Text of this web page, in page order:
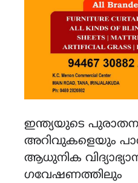
ഇന്ത്യയുടെ
അറിവുകളെയും
ആധുനിക
ഗവേഷണത്തിലും